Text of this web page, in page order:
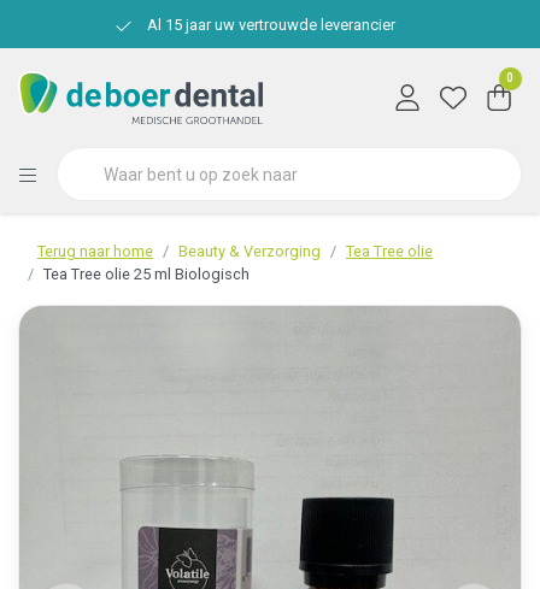
Al 15 jaar uw vertrouwde leverancier
0
Terug naar home Beauty & Verzorging
Tea Tree olie
Tea Tree olie 25 ml Biologisch